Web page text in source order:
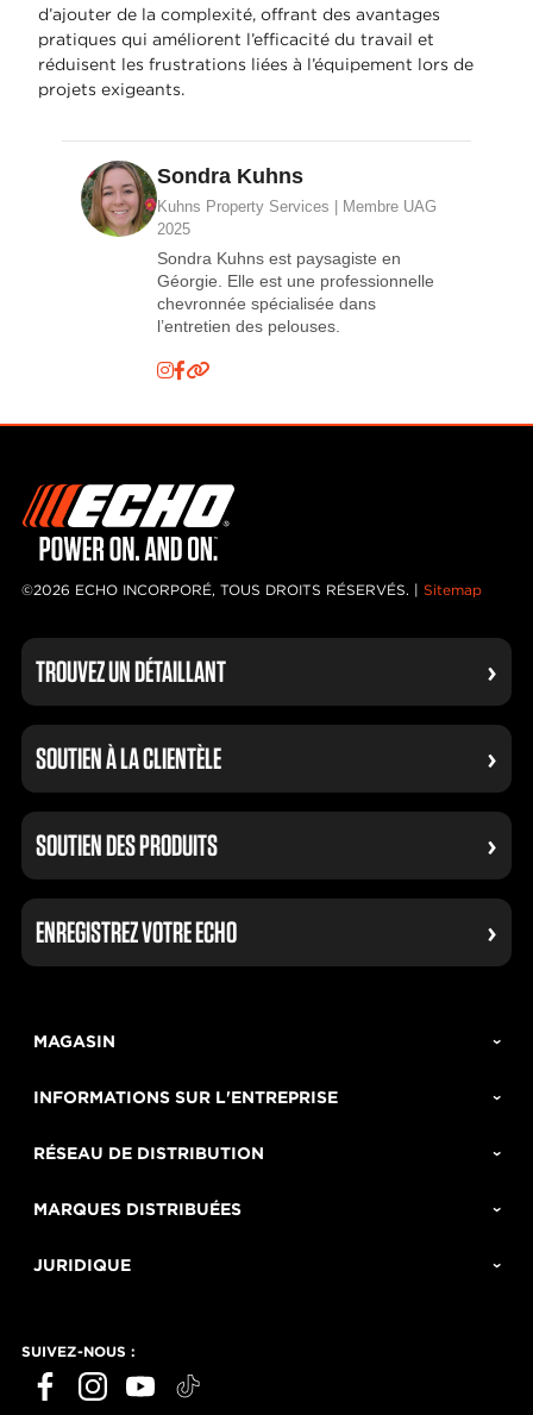
d’ajouter de la complexité, offrant des avantages
pratiques qui améliorent l’efficacité du travail et
réduisent les frustrations liées à l’équipement lors de
projets exigeants.
Sondra Kuhns
Kuhns Property Services | Membre UAG
2025
Sondra Kuhns est paysagiste en
Géorgie. Elle est une professionnelle
chevronnée spécialisée dans
l’entretien des pelouses.
©2026 ECHO INCORPORÉ, TOUS DROITS RÉSERVÉS. | Sitemap
TROUVEZ UN DÉTAILLANT
SOUTIEN À LA CLIENTÈLE
SOUTIEN DES PRODUITS
ENREGISTREZ VOTRE ECHO
MAGASIN
INFORMATIONS SUR L'ENTREPRISE
RÉSEAU DE DISTRIBUTION
MARQUES DISTRIBUÉES
JURIDIQUE
SUIVEZ-NOUS :